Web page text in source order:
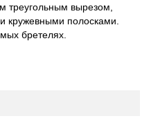
треугольным вырезом,
кружевными полосками.
бретелях.